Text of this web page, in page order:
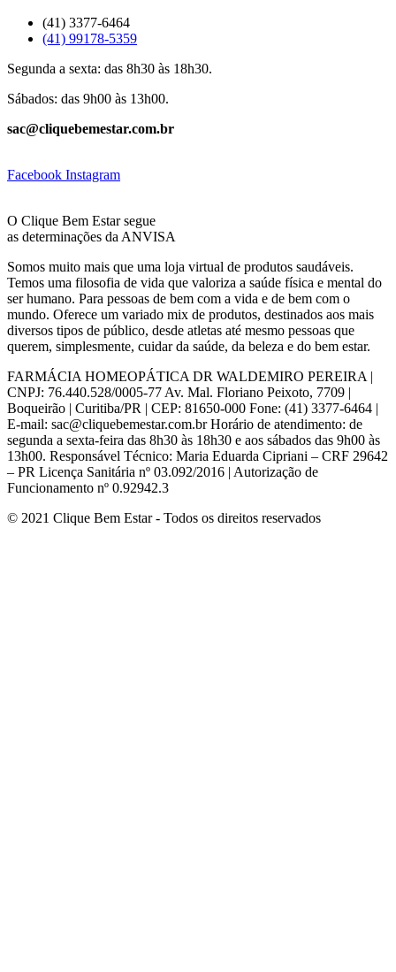
(41) 3377-6464
(41) 99178-5359
Segunda a sexta: das 8h30 às 18h30.
Sábados: das 9h00 às 13h00.
sac@cliquebemestar.com.br
Facebook Instagram
O Clique Bem Estar segue
as determinações da ANVISA
Somos muito mais que uma loja virtual de produtos saudáveis.
Temos uma filosofia de vida que valoriza a saúde física e mental do
ser humano. Para pessoas de bem com a vida e de bem com o
mundo. Oferece um variado mix de produtos, destinados aos mais
diversos tipos de público, desde atletas até mesmo pessoas que
querem, simplesmente, cuidar da saúde, da beleza e do bem estar.
FARMÁCIA HOMEOPÁTICA DR WALDEMIRO PEREIRA |
CNPJ: 76.440.528/0005-77 Av. Mal. Floriano Peixoto, 7709 |
Boqueirão | Curitiba/PR | CEP: 81650-000 Fone: (41) 3377-6464 |
E-mail: sac@cliquebemestar.com.br Horário de atendimento: de
segunda a sexta-feira das 8h30 às 18h30 e aos sábados das 9h00 às
13h00. Responsável Técnico: Maria Eduarda Cipriani – CRF 29642
– PR Licença Sanitária nº 03.092/2016 | Autorização de
Funcionamento nº 0.92942.3
© 2021 Clique Bem Estar - Todos os direitos reservados